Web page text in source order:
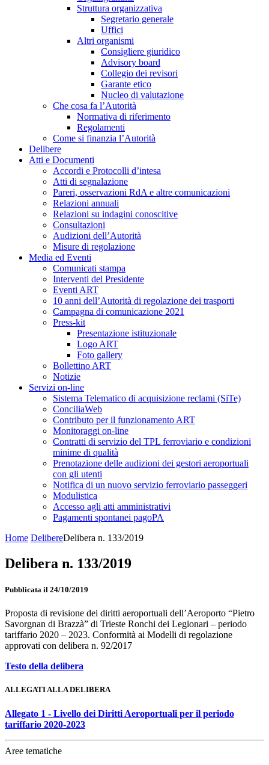
Struttura organizzativa
Segretario generale
Uffici
Altri organismi
Consigliere giuridico
Advisory board
Collegio dei revisori
Garante etico
Nucleo di valutazione
Che cosa fa l’Autorità
Normativa di riferimento
Regolamenti
Come si finanzia l’Autorità
Delibere
Atti e Documenti
Accordi e Protocolli d’intesa
Atti di segnalazione
Pareri, osservazioni RdA e altre comunicazioni
Relazioni annuali
Relazioni su indagini conoscitive
Consultazioni
Audizioni dell’Autorità
Misure di regolazione
Media ed Eventi
Comunicati stampa
Interventi del Presidente
Eventi ART
10 anni dell’Autorità di regolazione dei trasporti
Campagna di comunicazione 2021
Press-kit
Presentazione istituzionale
Logo ART
Foto gallery
Bollettino ART
Notizie
Servizi on-line
Sistema Telematico di acquisizione reclami (SiTe)
ConciliaWeb
Contributo per il funzionamento ART
Monitoraggi on-line
Contratti di servizio del TPL ferroviario e condizioni
minime di qualità
Prenotazione delle audizioni dei gestori aeroportuali
con gli utenti
Notifica di un nuovo servizio ferroviario passeggeri
Modulistica
Accesso agli atti amministrativi
Pagamenti spontanei pagoPA
Home DelibereDelibera n. 133/2019
Delibera n. 133/2019
Pubblicata il 24/10/2019
Proposta di revisione dei diritti aeroportuali dell’Aeroporto “Pietro
Savorgnan di Brazzà” di Trieste Ronchi dei Legionari – periodo
tariffario 2020 – 2023. Conformità ai Modelli di regolazione
approvati con delibera n. 92/2017
Testo della delibera
ALLEGATI ALLA DELIBERA
Allegato 1 - Livello dei Diritti Aeroportuali per il periodo
tariffario 2020-2023
Aree tematiche